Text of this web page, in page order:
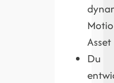
Asset
Du